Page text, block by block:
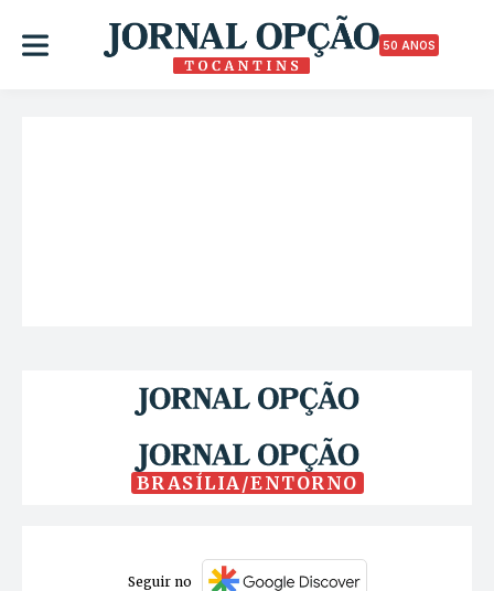
50 ANOS
BRASÍLIA/ENTORNO
Seguir no